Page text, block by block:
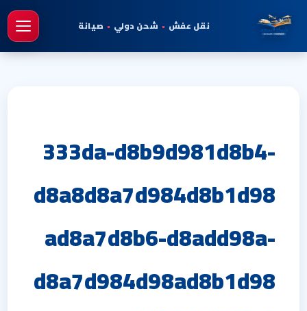
نقل عفش • شحن دولي • صيانة
333da-d8b9d981d8b4-
d8a8d8a7d984d8b1d98
ad8a7d8b6-d8add98a-
d8a7d984d98ad8b1d98